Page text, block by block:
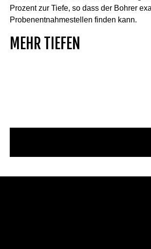
Prozent zur Tiefe, so dass der Bohrer
Probenentnahmestellen finden kann.
MEHR TIEFEN